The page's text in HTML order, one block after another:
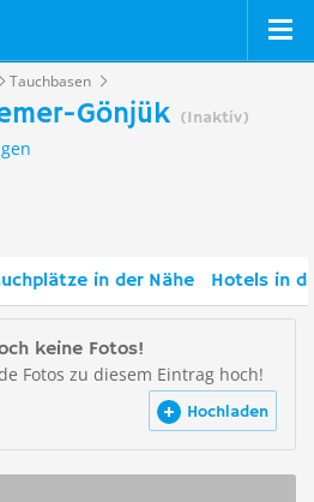
Tauchbasen
Gönjük (Inaktiv)
in der Nähe Hotels in
keine Fotos!
Fotos zu diesem Eintrag hoch!
Hochladen